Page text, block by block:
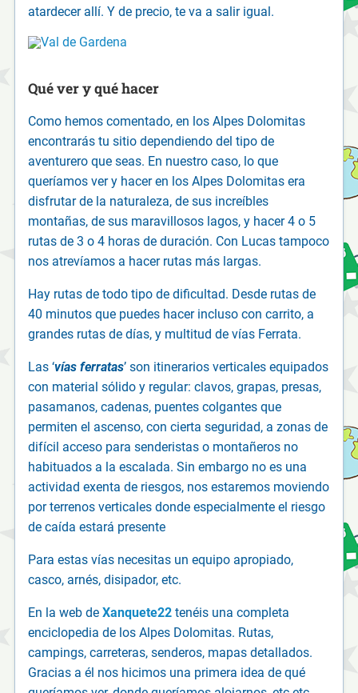
atardecer allí. Y de precio, te va a salir igual.
Qué ver y qué hacer
Como hemos comentado, en los Alpes Dolomitas
encontrarás tu sitio dependiendo del tipo de
aventurero que seas. En nuestro caso, lo que
queríamos ver y hacer en los Alpes Dolomitas era
disfrutar de la naturaleza, de sus increíbles
montañas, de sus maravillosos lagos, y hacer 4 o 5
rutas de 3 o 4 horas de duración. Con Lucas tampoco
nos atrevíamos a hacer rutas más largas.
Hay rutas de todo tipo de dificultad. Desde rutas de
40 minutos que puedes hacer incluso con carrito, a
grandes rutas de días, y multitud de vías Ferrata.
Las ‘vías ferratas’ son itinerarios verticales equipados
con material sólido y regular: clavos, grapas, presas,
pasamanos, cadenas, puentes colgantes que
permiten el ascenso, con cierta seguridad, a zonas de
difícil acceso para senderistas o montañeros no
habituados a la escalada. Sin embargo no es una
actividad exenta de riesgos, nos estaremos moviendo
por terrenos verticales donde especialmente el riesgo
de caída estará presente
Para estas vías necesitas un equipo apropiado,
casco, arnés, disipador, etc.
En la web deXanquete22 tenéis una completa
enciclopedia de los Alpes Dolomitas. Rutas,
campings, carreteras, senderos, mapas detallados.
Gracias a él nos hicimos una primera idea de qué